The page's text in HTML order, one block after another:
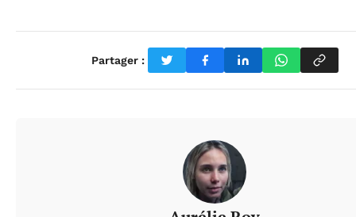
Partager :